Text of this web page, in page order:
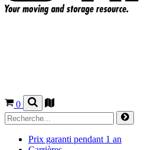
0
Prix garanti pendant 1 an